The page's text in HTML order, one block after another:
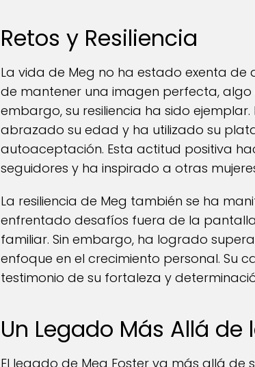
Retos y Resiliencia
La vida de Meg no ha estado exenta
de mantener una imagen perfecta, algo
embargo, su resiliencia ha sido
abrazado su edad y ha utilizado su
autoaceptación. Esta actitud positiva
seguidores y ha inspirado a otras
La resiliencia de Meg también se ha
enfrentado desafíos fuera de la
familiar. Sin embargo, ha logrado
enfoque en el crecimiento personal. Su
testimonio de su fortaleza y
Un Legado Más Allá de
El legado de Meg Foster va más allá de